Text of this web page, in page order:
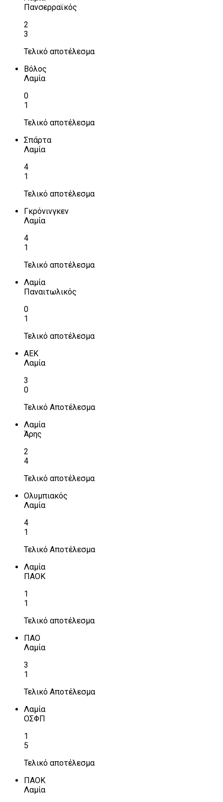
Πανσερραϊκός
2
3
Τελικό αποτέλεσμα
Βόλος
Λαμία
0
1
Τελικό αποτέλεσμα
Σπάρτα
Λαμία
4
1
Τελικό αποτέλεσμα
Γκρόνινγκεν
Λαμία
4
1
Τελικό αποτέλεσμα
Λαμία
Παναιτωλικός
0
1
Τελικό αποτέλεσμα
ΑΕΚ
Λαμία
3
0
Τελικό Αποτέλεσμα
Λαμία
Άρης
2
4
Τελικό αποτέλεσμα
Ολυμπιακός
Λαμία
4
1
Τελικό Αποτέλεσμα
Λαμία
ΠΑΟΚ
1
1
Τελικό αποτέλεσμα
ΠΑΟ
Λαμία
3
1
Τελικό Αποτέλεσμα
Λαμία
ΟΣΦΠ
1
5
Τελικό αποτέλεσμα
ΠΑΟΚ
Λαμία